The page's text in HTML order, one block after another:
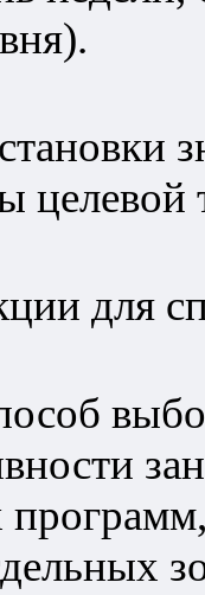
целевой
для